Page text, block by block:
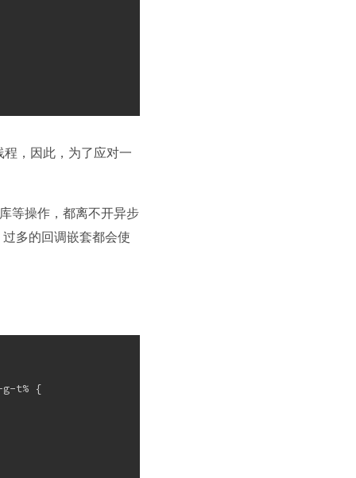
程，因此，为了应对一
等操作，都离不开异步
多的回调嵌套都会使
t% {